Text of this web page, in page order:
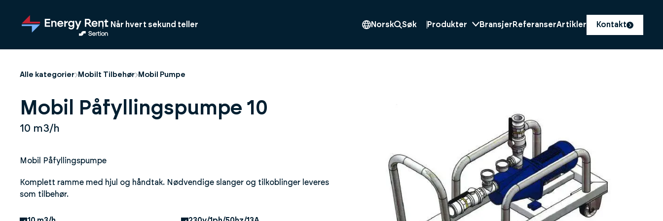
hovedinnhold
Når hvert sekund teller Norsk Søk Produkter Bransjer ReferanserArtikler Kontakt
Alle kategorier Mobilt Tilbehør Mobil Pumpe
Mobil Påfyllingspumpe 10
10 m3/h
Mobil Påfyllingspumpe
Komplett ramme med hjul og håndtak. Nødvendige slanger og tilkoblinger leveres
som tilbehør.